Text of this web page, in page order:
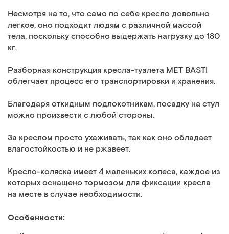
Несмотря на то, что само по себе кресло довольно
легкое, оно подходит людям с различной массой
тела, поскольку способно выдержать нагрузку до 180
кг.
Разборная конструкция кресла-туалета MET BASTI
облегчает процесс его транспортировки и хранения.
Благодаря откидным подлокотникам, посадку на стул
можно произвести с любой стороны.
За креслом просто ухаживать, так как оно обладает
влагостойкостью и не ржавеет.
Кресло-коляска имеет 4 маленьких колеса, каждое из
которых оснащено тормозом для фиксации кресла
на месте в случае необходимости.
Особенности: